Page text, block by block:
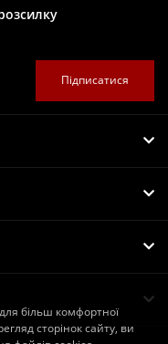
Підписатися
більш комфортної
сторінок сайту, ви